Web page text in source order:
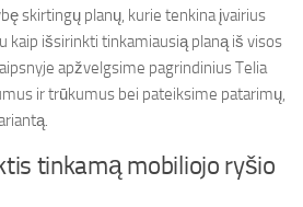
skirtingų planų, kurie tenkina įvairius
kaip išsirinkti tinkamiausią planą iš visos
apžvelgsime pagrindinius Telia
ir trūkumus bei pateiksime patarimų,
tinkamą mobiliojo ryšio